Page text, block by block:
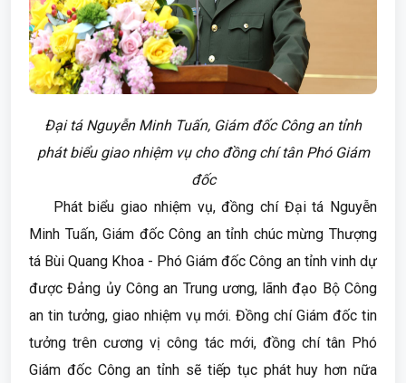
Đại tá Nguyễn Minh Tuấn, Giám đốc Công an tỉnh
phát biểu giao nhiệm vụ cho đồng chí tân Phó Giám
đốc
Phát biểu giao nhiệm vụ, đồng chí Đại tá Nguyễn
Minh Tuấn, Giám đốc Công an tỉnh chúc mừng Thượng
tá Bùi Quang Khoa - Phó Giám đốc Công an tỉnh vinh dự
được Đảng ủy Công an Trung ương, lãnh đạo Bộ Công
an tin tưởng, giao nhiệm vụ mới. Đồng chí Giám đốc tin
tưởng trên cương vị công tác mới, đồng chí tân Phó
Giám đốc Công an tỉnh sẽ tiếp tục phát huy hơn nữa